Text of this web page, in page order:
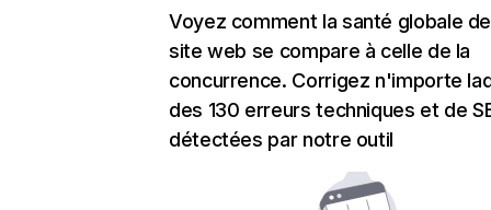
Voyez comment la santé globale
site web se compare à celle de la
concurrence. Corrigez n'importe
des 130 erreurs techniques et de
détectées par notre outil